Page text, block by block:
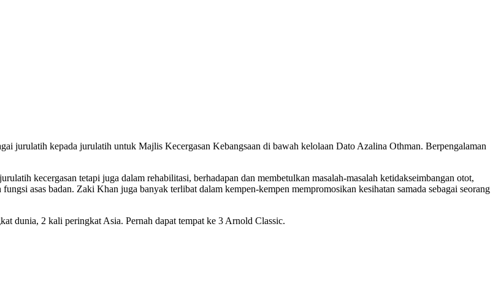
jurulatih kepada jurulatih untuk Majlis Kecergasan Kebangsaan di bawah kelolaan Dato Azalina Othman. Berpengalaman
kecergasan tetapi juga dalam rehabilitasi, berhadapan dan membetulkan masalah-masalah ketidakseimbangan otot,
asas badan. Zaki Khan juga banyak terlibat dalam kempen-kempen mempromosikan kesihatan samada sebagai seorang
dunia, 2 kali peringkat Asia. Pernah dapat tempat ke 3 Arnold Classic.